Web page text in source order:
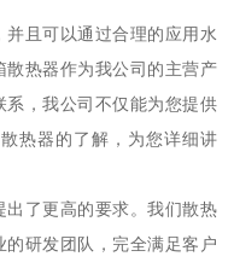
且可以通过合理的应用水
热器作为我公司的主营产
，我公司不仅能为您提供
热器的了解，为您详细讲
出了更高的要求。我们散热
研发团队，完全满足客户